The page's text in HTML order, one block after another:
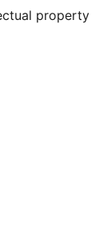
property